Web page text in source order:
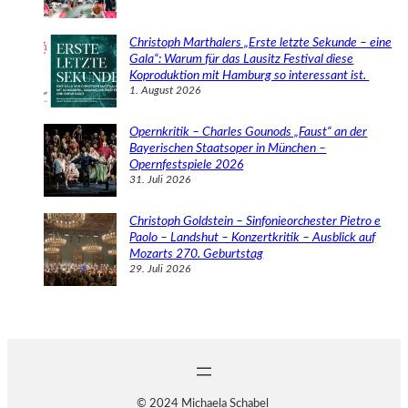
Christoph Marthalers „Erste letzte Sekunde – eine
Gala“: Warum für das Lausitz Festival diese
Koproduktion mit Hamburg so interessant ist.
1. August 2026
Opernkritik – Charles Gounods „Faust“ an der
Bayerischen Staatsoper in München –
Opernfestspiele 2026
31. Juli 2026
Christoph Goldstein – Sinfonieorchester Pietro e
Paolo – Landshut – Konzertkritik – Ausblick auf
Mozarts 270. Geburtstag
29. Juli 2026
© 2024 Michaela Schabel